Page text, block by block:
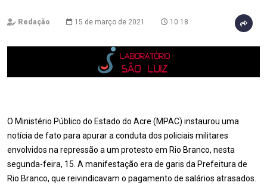
Redação 15 de março de 2021 10:18
O Ministério Público do Estado do Acre (MPAC) instaurou uma
notícia de fato para apurar a conduta dos policiais militares
envolvidos na repressão a um protesto em Rio Branco, nesta
segunda-feira, 15. A manifestação era de garis da Prefeitura de
Rio Branco, que reivindicavam o pagamento de salários atrasados.